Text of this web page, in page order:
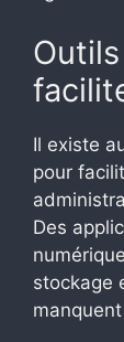
Il existe
pour
Des
stockage